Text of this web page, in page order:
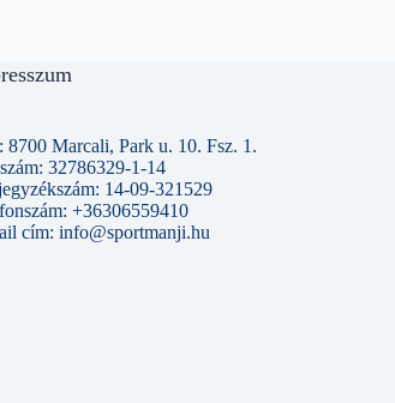
8700 Marcali, Park u. 10. Fsz. 1.
32786329-1-14
14-09-321529
+36306559410
cím: info@sportmanji.hu